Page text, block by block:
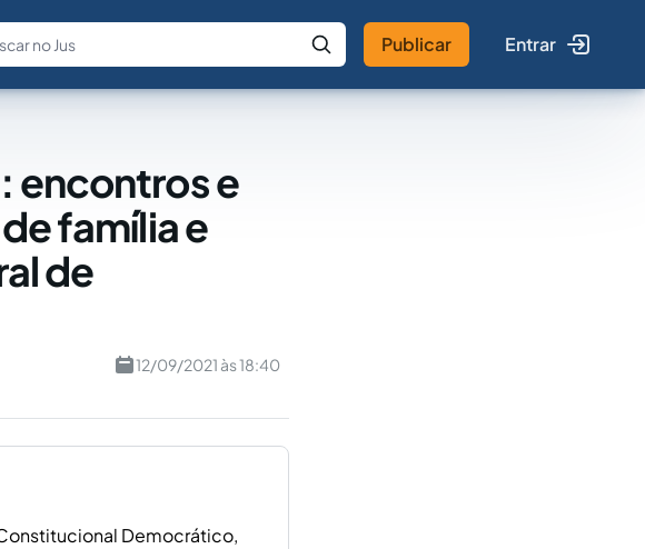
Fale com a IA Buscar no Jus
Publicar Entrar
encontros e
família e
de
12/09/2021 às 18:40
Democrático,